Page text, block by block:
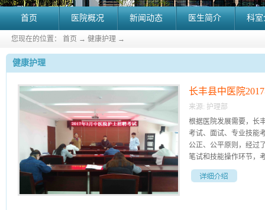
首页 医院概况 新闻动态 医生简介 科
您现在的位置： 首页 → 健康护理 →
健康护理
长丰县中医院
来源: 护理部
根据医院发展需要，长
考试、面试、专业技能
公正、公平原则，经过
笔试和技能操作环节，